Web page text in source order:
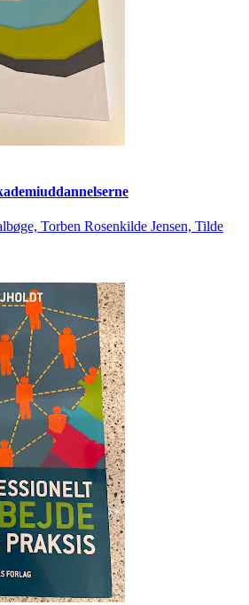
Torben Rosenkilde Jensen, Tilde